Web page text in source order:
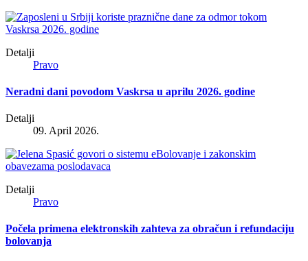
Detalji
Pravo
Neradni dani povodom Vaskrsa u aprilu 2026. godine
Detalji
09. April 2026.
Detalji
Pravo
Počela primena elektronskih zahteva za obračun i refundaciju
bolovanja